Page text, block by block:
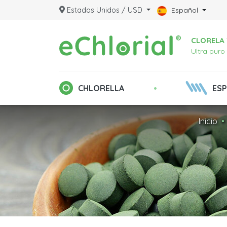
Estados Unidos / USD Español
Ultra puro
CHLORELLA •
Inicio